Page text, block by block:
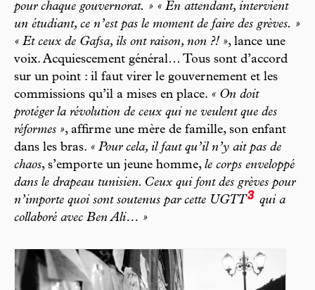
pour chaque gouvernorat. » « En attendant, intervient
un étudiant, ce n’est pas le moment de faire des grèves. »
« Et ceux de Gafsa, ils ont raison, non ?! », lance une
voix. Acquiescement général… Tous sont d’accord
sur un point : il faut virer le gouvernement et les
commissions qu’il a mises en place. « On doit
protéger la révolution de ceux qui ne veulent que des
réformes », affirme une mère de famille, son enfant
dans les bras. « Pour cela, il faut qu’il n’y ait pas de
chaos, s’emporte un jeune homme, le corps enveloppé
dans le drapeau tunisien. Ceux qui font des grèves pour
n’importe quoi sont soutenus par cette UGTT 3 qui a
collaboré avec Ben Ali… »